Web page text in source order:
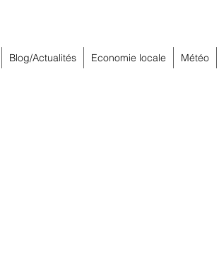
Blog/Actualités Economie locale Météo